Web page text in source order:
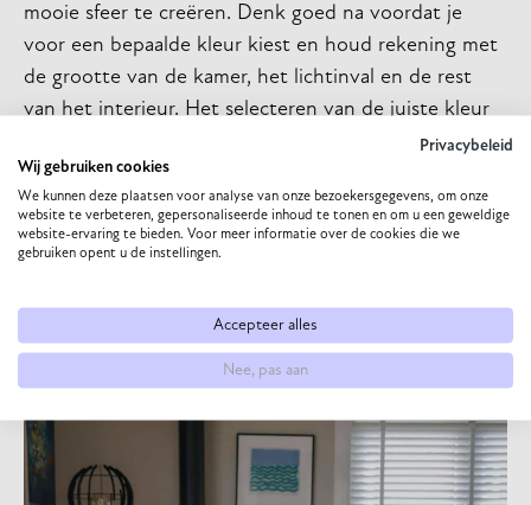
mooie sfeer te creëren. Denk goed na voordat je
voor een bepaalde kleur kiest en houd rekening met
de grootte van de kamer, het lichtinval en de rest
van het interieur. Het selecteren van de juiste kleur
kan een positieve invloed hebben op je eetervaring
en zorgen dat je comfortabel aan tafel zit.
Experimenteer en wees creatief, totdat je jouw
perfecte kleurenschema hebt gevonden.
Privacybeleid
Wij gebruiken cookies
We kunnen deze plaatsen voor analyse van onze bezoekersgegevens, om onze
website te verbeteren, gepersonaliseerde inhoud te tonen en om u een geweldige
website-ervaring te bieden. Voor meer informatie over de cookies die we
gebruiken opent u de instellingen.
Accepteer alles
Nee, pas aan